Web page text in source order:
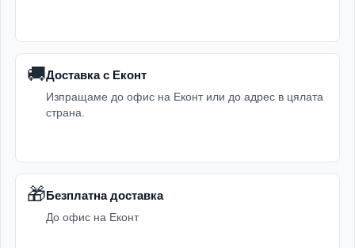
🚚Доставка с Еконт
Изпращаме до офис на Еконт или до адрес в цялата
страна.
🎁Безплатна доставка
До офис на Еконт